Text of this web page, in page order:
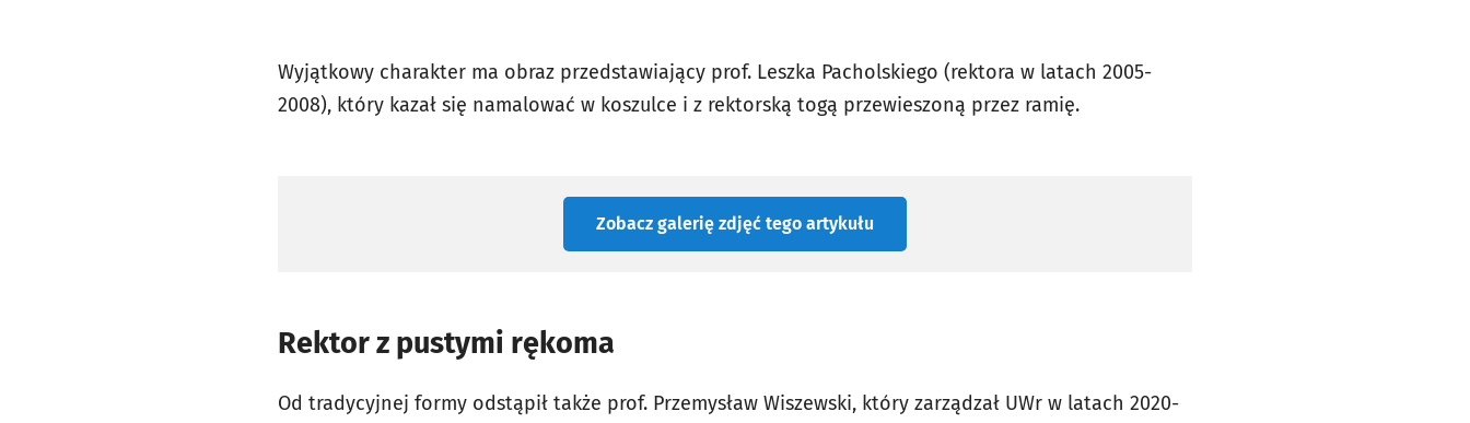
Wyjątkowy charakter ma obraz przedstawiający prof. Leszka Pacholskiego (rektora w latach 2005-
2008), który kazał się namalować w koszulce i z rektorską togą przewieszoną przez ramię.
Zobacz galerię zdjęć tego artykułu
Rektor z pustymi rękoma
Od tradycyjnej formy odstąpił także prof. Przemysław Wiszewski, który zarządzał UWr w latach 2020-